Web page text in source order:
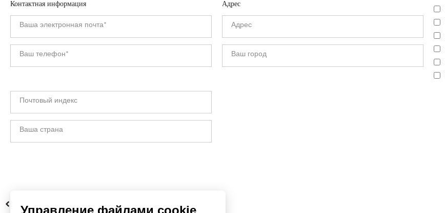
Контактная информация Адрес
НАЗАД
Управление файлами cookie